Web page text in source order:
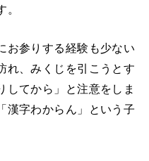
お参りする経験も少ない
れ、みくじを引こうとす
してから」と注意をしま
漢字わからん」という子